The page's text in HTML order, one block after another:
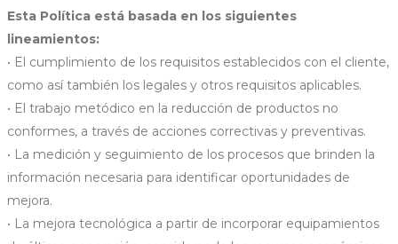
Esta Política está basada en los siguientes
lineamientos:
• El cumplimiento de los requisitos establecidos con el cliente,
como así también los legales y otros requisitos aplicables.
• El trabajo metódico en la reducción de productos no
conformes, a través de acciones correctivas y preventivas.
• La medición y seguimiento de los procesos que brinden la
información necesaria para identificar oportunidades de
mejora.
• La mejora tecnológica a partir de incorporar equipamientos